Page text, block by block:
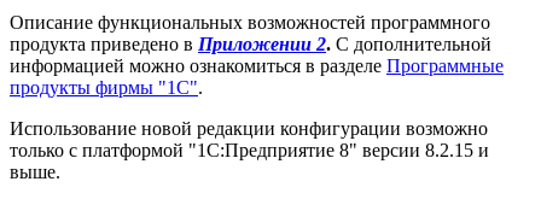
Описание функциональных возможностей программного
продукта приведено в Приложении 2. С дополнительной
информацией можно ознакомиться в разделе Программные
продукты фирмы "1С".
Использование новой редакции конфигурации возможно
только с платформой "1С:Предприятие 8" версии 8.2.15 и
выше.